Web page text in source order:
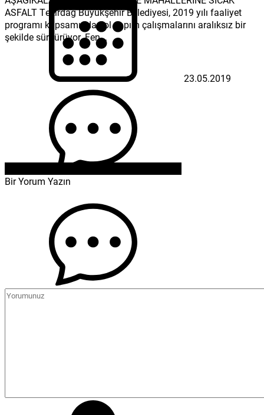
ASFALT Tekirdağ Büyükşehir Belediyesi, 2019 yılı faaliyet
programı kapsamında yol yapım çalışmalarını aralıksız bir
şekilde sürdürüyor. Fen...
23.05.2019
Bir Yorum Yazın